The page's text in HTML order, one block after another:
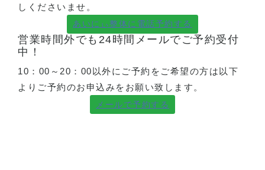
しくださいませ。
あいにぃ整体に電話予約する
営業時間外でも24時間メールでご予約受付
中！
10：00～20：00以外にご予約をご希望の方は以下
よりご予約のお申込みをお願い致します。
メールで予約する